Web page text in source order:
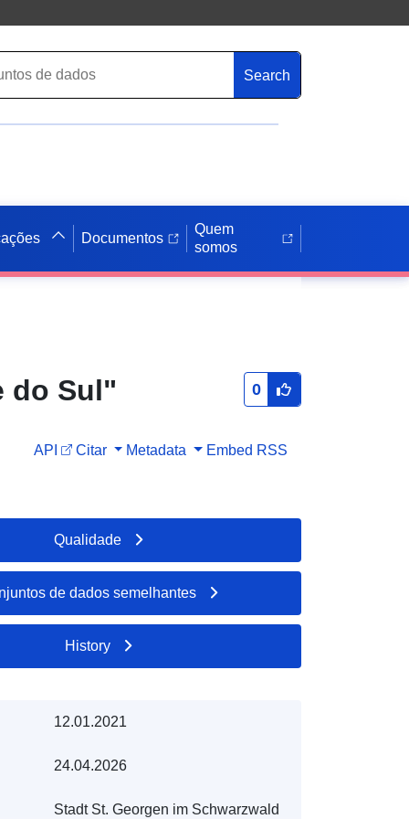
Search
Documentos
Quem
somos
do Sul" 0
API Citar Metadata Embed RSS
Qualidade
de dados semelhantes
History
12.01.2021
24.04.2026
Stadt St. Georgen im Schwarzwald